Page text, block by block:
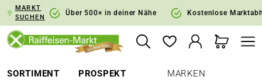
Zur Hauptnavigation springen
MARKT
SUCHEN
Über 500× in deiner Nähe Kostenlose
SORTIMENT PROSPEKT MARKEN